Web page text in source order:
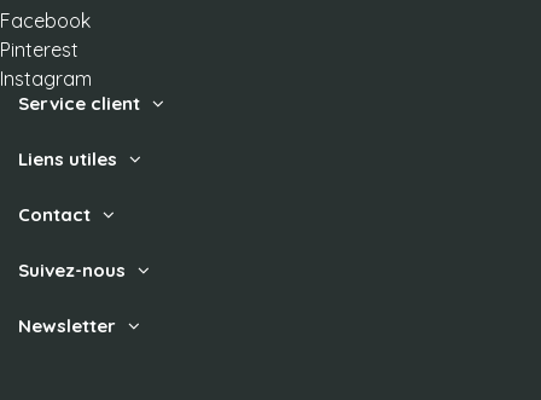
Facebook
Pinterest
Instagram
Service client
Liens utiles
Contact
Suivez-nous
Newsletter